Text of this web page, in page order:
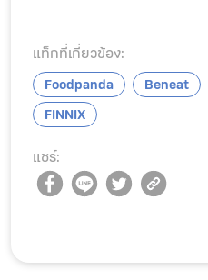
แท็กที่เกี่ยวข้อง:
Foodpanda Beneat
FINNIX
แชร์: